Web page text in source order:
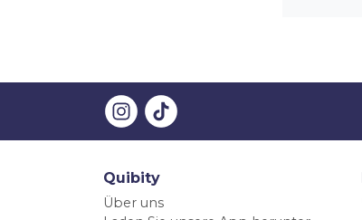
Quibity
Über uns